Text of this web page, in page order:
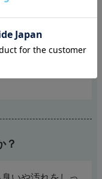
どその他の小動物
が、念のため一
のご使用をおす
？